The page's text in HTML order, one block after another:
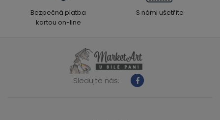
Bezpečná platba
kartou on-line
S námi ušetříte
Sledujte nás: